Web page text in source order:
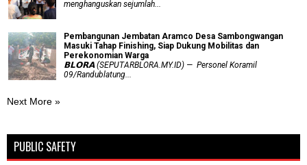
menghanguskan sejumlah...
Pembangunan Jembatan Aramco Desa Sambongwangan
Masuki Tahap Finishing, Siap Dukung Mobilitas dan
Perekonomian Warga
𝗕𝗟𝗢𝗥𝗔 (SEPUTARBLORA.MY.ID) — Personel Koramil
09/Randublatung...
Next More »
PUBLIC SAFETY